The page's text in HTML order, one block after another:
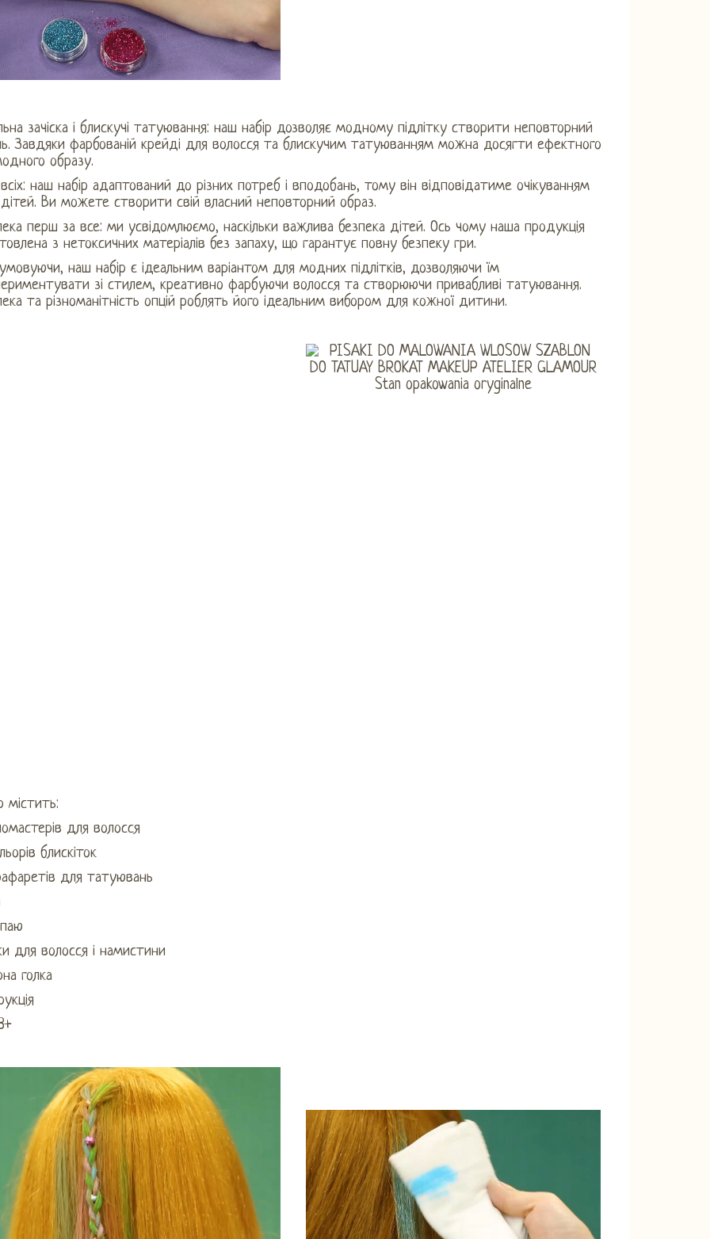
зачіска і блискучі татуювання: наш набір дозволяє модному підлітку створити неповторний
Завдяки фарбованій крейді для волосся та блискучим татуюванням можна досягти ефектного
образу.
наш набір адаптований до різних потреб і вподобань, тому він відповідатиме очікуванням
дітей. Ви можете створити свій власний неповторний образ.
перш за все: ми усвідомлюємо, наскільки важлива безпека дітей. Ось чому наша продукція
​​з нетоксичних матеріалів без запаху, що гарантує повну безпеку гри.
наш набір є ідеальним варіантом для модних підлітків, дозволяючи їм
зі стилем, креативно фарбуючи волосся та створюючи привабливі татуювання.
та різноманітність опцій роблять його ідеальним вибором для кожної дитини.
містить:
для волосся
блискіток
для татуювань
для волосся і намистини
голка